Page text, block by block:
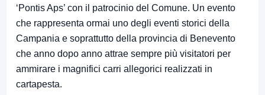
‘Pontis Aps’ con il patrocinio del Comune. Un evento
che rappresenta ormai uno degli eventi storici della
Campania e soprattutto della provincia di Benevento
che anno dopo anno attrae sempre più visitatori per
ammirare i magnifici carri allegorici realizzati in
cartapesta.